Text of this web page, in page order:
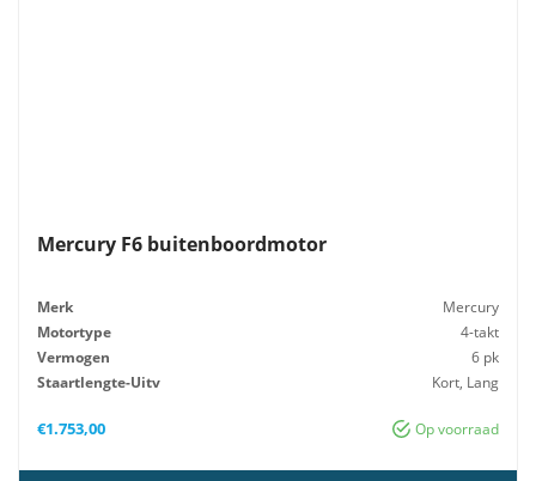
Mercury F6 buitenboordmotor
Merk
Mercury
Motortype
4-takt
Vermogen
6 pk
Staartlengte-Uitv
Kort, Lang
Op voorraad
€1.753,00